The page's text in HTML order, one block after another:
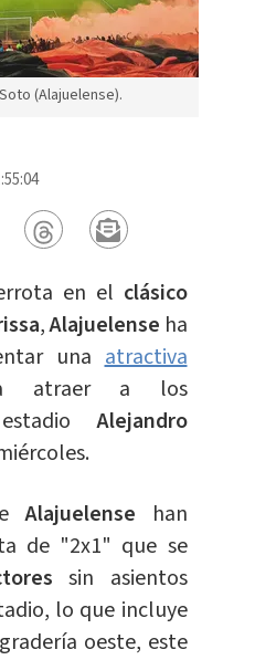
(Alajuelense).
en el clásico
,Alajuelense ha
unaatractiva
atraer a los
Alejandro
Alajuelense han
de "2x1" que se
sin asientos
lo que incluye
oeste, este